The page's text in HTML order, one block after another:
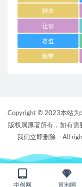
脚本
让你
赛道
频带
Copyright © 2023本站为
版权属原著所有，如有需
我们立即删除 --All
中创网 冒泡网